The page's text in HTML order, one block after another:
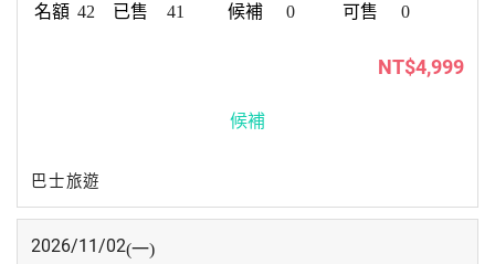
42 41 0 0
NT$4,999
候補
巴士旅遊
2026/11/02(一)